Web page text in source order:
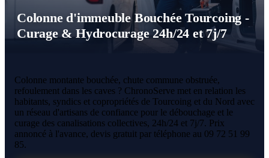
Colonne d'immeuble Bouchée Tourcoing -
Curage & Hydrocurage 24h/24 et 7j/7
Colonne montante bouchée, chute commune obstruée,
refoulement dans les caves ? ChronoServe met en relation les
habitants, syndics et copropriétés de Tourcoing et du Nord avec
un réseau d'artisans de confiance pour le débouchage et le
curage des canalisations collectives, 24h/24 et 7j/7. Prix
annoncé à l'avance, devis gratuit par téléphone au 09 72 51 99
85.